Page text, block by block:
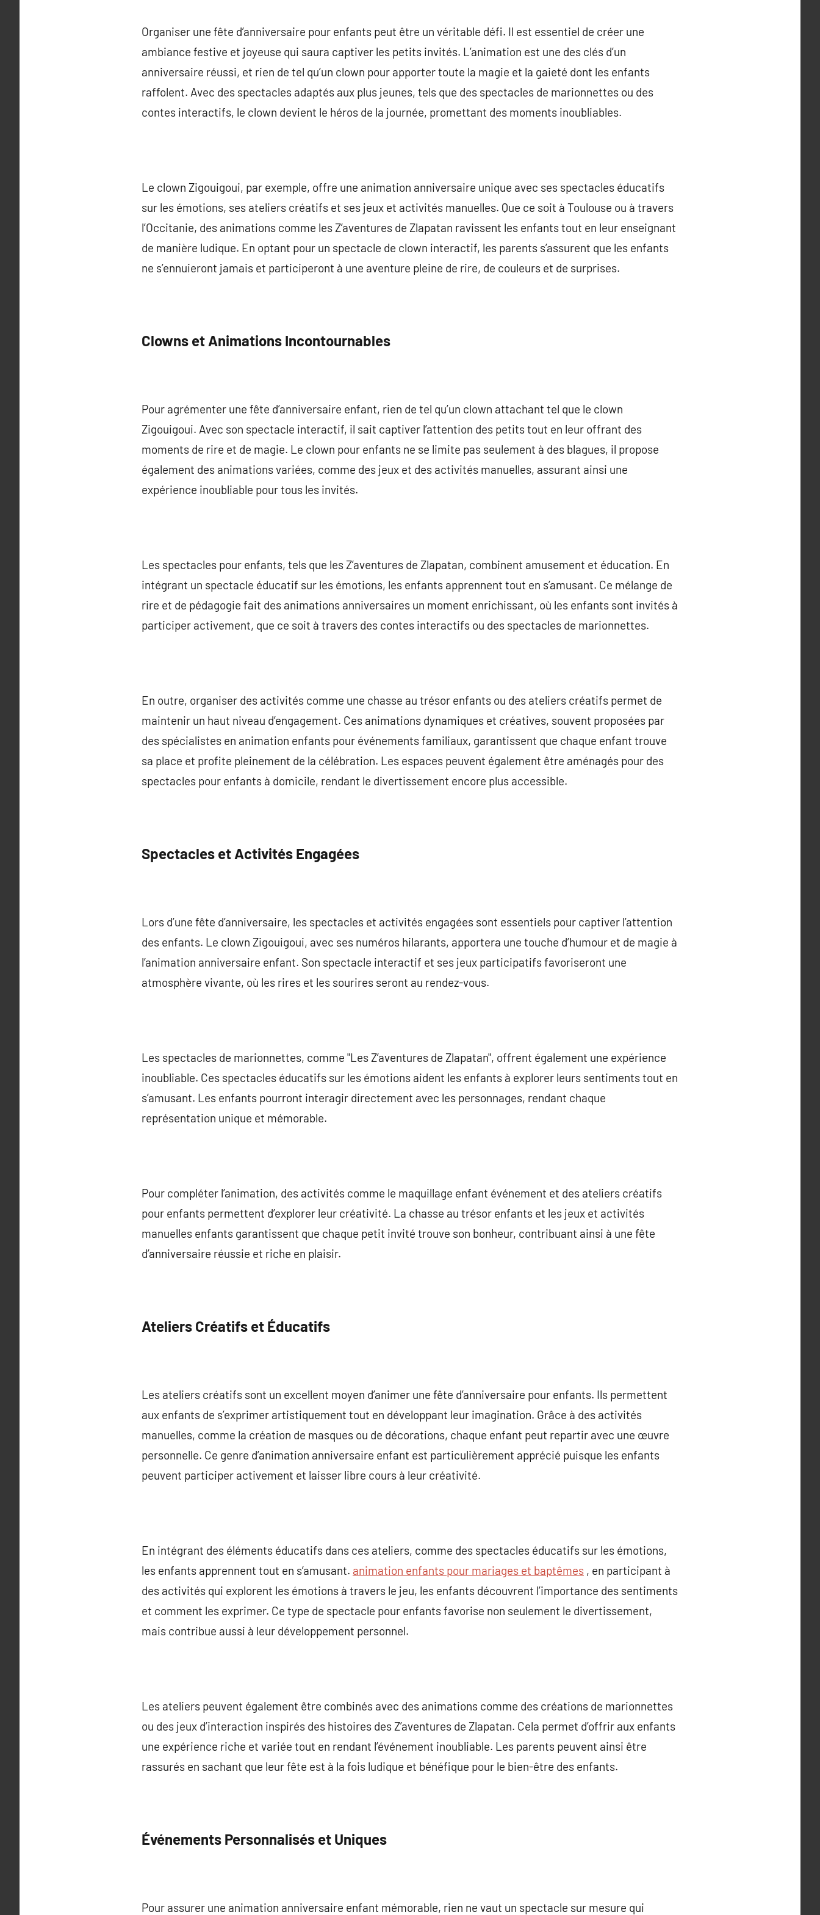
Organiser une fête d’anniversaire pour enfants peut être un véritable défi. Il est essentiel de créer une
ambiance festive et joyeuse qui saura captiver les petits invités. L’animation est une des clés d’un
anniversaire réussi, et rien de tel qu’un clown pour apporter toute la magie et la gaieté dont les enfants
raffolent. Avec des spectacles adaptés aux plus jeunes, tels que des spectacles de marionnettes ou des
contes interactifs, le clown devient le héros de la journée, promettant des moments inoubliables.
Le clown Zigouigoui, par exemple, offre une animation anniversaire unique avec ses spectacles éducatifs
sur les émotions, ses ateliers créatifs et ses jeux et activités manuelles. Que ce soit à Toulouse ou à travers
l’Occitanie, des animations comme les Z’aventures de Zlapatan ravissent les enfants tout en leur enseignant
de manière ludique. En optant pour un spectacle de clown interactif, les parents s’assurent que les enfants
ne s’ennuieront jamais et participeront à une aventure pleine de rire, de couleurs et de surprises.
Clowns et Animations Incontournables
Pour agrémenter une fête d’anniversaire enfant, rien de tel qu’un clown attachant tel que le clown
Zigouigoui. Avec son spectacle interactif, il sait captiver l’attention des petits tout en leur offrant des
moments de rire et de magie. Le clown pour enfants ne se limite pas seulement à des blagues, il propose
également des animations variées, comme des jeux et des activités manuelles, assurant ainsi une
expérience inoubliable pour tous les invités.
Les spectacles pour enfants, tels que les Z’aventures de Zlapatan, combinent amusement et éducation. En
intégrant un spectacle éducatif sur les émotions, les enfants apprennent tout en s’amusant. Ce mélange de
rire et de pédagogie fait des animations anniversaires un moment enrichissant, où les enfants sont invités à
participer activement, que ce soit à travers des contes interactifs ou des spectacles de marionnettes.
En outre, organiser des activités comme une chasse au trésor enfants ou des ateliers créatifs permet de
maintenir un haut niveau d’engagement. Ces animations dynamiques et créatives, souvent proposées par
des spécialistes en animation enfants pour événements familiaux, garantissent que chaque enfant trouve
sa place et profite pleinement de la célébration. Les espaces peuvent également être aménagés pour des
spectacles pour enfants à domicile, rendant le divertissement encore plus accessible.
Spectacles et Activités Engagées
Lors d’une fête d’anniversaire, les spectacles et activités engagées sont essentiels pour captiver l’attention
des enfants. Le clown Zigouigoui, avec ses numéros hilarants, apportera une touche d’humour et de magie à
l’animation anniversaire enfant. Son spectacle interactif et ses jeux participatifs favoriseront une
atmosphère vivante, où les rires et les sourires seront au rendez-vous.
Les spectacles de marionnettes, comme "Les Z’aventures de Zlapatan", offrent également une expérience
inoubliable. Ces spectacles éducatifs sur les émotions aident les enfants à explorer leurs sentiments tout en
s’amusant. Les enfants pourront interagir directement avec les personnages, rendant chaque
représentation unique et mémorable.
Pour compléter l’animation, des activités comme le maquillage enfant événement et des ateliers créatifs
pour enfants permettent d’explorer leur créativité. La chasse au trésor enfants et les jeux et activités
manuelles enfants garantissent que chaque petit invité trouve son bonheur, contribuant ainsi à une fête
d’anniversaire réussie et riche en plaisir.
Ateliers Créatifs et Éducatifs
Les ateliers créatifs sont un excellent moyen d’animer une fête d’anniversaire pour enfants. Ils permettent
aux enfants de s’exprimer artistiquement tout en développant leur imagination. Grâce à des activités
manuelles, comme la création de masques ou de décorations, chaque enfant peut repartir avec une œuvre
personnelle. Ce genre d’animation anniversaire enfant est particulièrement apprécié puisque les enfants
peuvent participer activement et laisser libre cours à leur créativité.
En intégrant des éléments éducatifs dans ces ateliers, comme des spectacles éducatifs sur les émotions,
les enfants apprennent tout en s’amusant. animation enfants pour mariages et baptêmes , en participant à
des activités qui explorent les émotions à travers le jeu, les enfants découvrent l’importance des sentiments
et comment les exprimer. Ce type de spectacle pour enfants favorise non seulement le divertissement,
mais contribue aussi à leur développement personnel.
Les ateliers peuvent également être combinés avec des animations comme des créations de marionnettes
ou des jeux d’interaction inspirés des histoires des Z’aventures de Zlapatan. Cela permet d’offrir aux enfants
une expérience riche et variée tout en rendant l’événement inoubliable. Les parents peuvent ainsi être
rassurés en sachant que leur fête est à la fois ludique et bénéfique pour le bien-être des enfants.
Événements Personnalisés et Uniques
Pour assurer une animation anniversaire enfant mémorable, rien ne vaut un spectacle sur mesure qui